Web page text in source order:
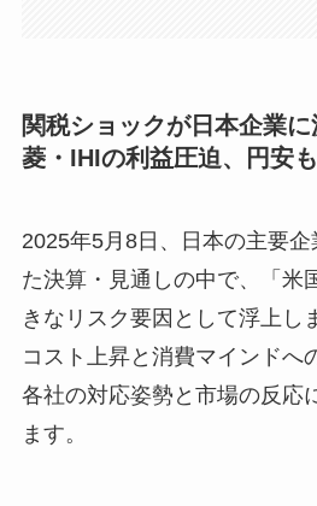
関税ショックが日本企業
菱・IHIの利益圧迫、円安
2025年5月8日、日本の主要
た決算・見通しの中で、「米
きなリスク要因として浮上し
コスト上昇と消費マインドへ
各社の対応姿勢と市場の反応
ます。